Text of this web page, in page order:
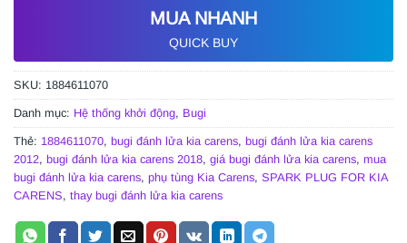
MUA NHANH
QUICK BUY
SKU: 1884611070
Danh mục: Hệ thống khởi động, Bugi
Thẻ: 1884611070, bugi đánh lửa kia carens, bugi đánh lửa kia carens
2012, bugi đánh lửa kia carens 2018, giá bugi đánh lửa kia carens, mua
bugi đánh lửa kia carens, phụ tùng Kia Carens, SPARK PLUG FOR KIA
CARENS, thay bugi đánh lửa kia carens